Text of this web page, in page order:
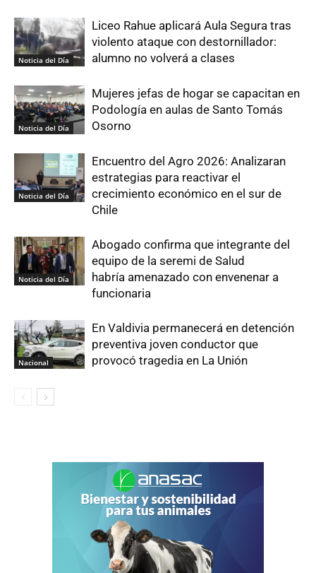
Noticia del Día
Liceo Rahue aplicará Aula Segura tras
violento ataque con destornillador:
alumno no volverá a clases
Noticia del Día
Mujeres jefas de hogar se capacitan en
Podología en aulas de Santo Tomás
Osorno
Noticia del Día
Encuentro del Agro 2026: Analizaran
estrategias para reactivar el
crecimiento económico en el sur de
Chile
Noticia del Día
Abogado confirma que integrante del
equipo de la seremi de Salud
habría amenazado con envenenar a
funcionaria
Nacional
En Valdivia permanecerá en detención
preventiva joven conductor que
provocó tragedia en La Unión